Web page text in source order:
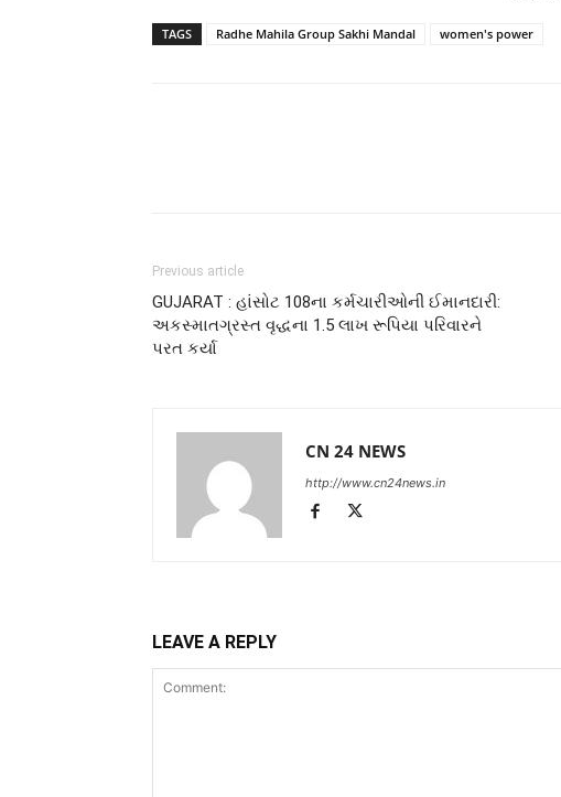
TAGS Radhe Mahila Group Sakhi Mandal women's power
Previous article
GUJARAT : હાંસોટ 108ના કર્મચારીઓની ઈમાનદારી:
અકસ્માતગ્રસ્ત વૃદ્ધના 1.5 લાખ રૂપિયા પરિવારને
પરત કર્યા
CN 24 NEWS
http://www.cn24news.in
LEAVE A REPLY